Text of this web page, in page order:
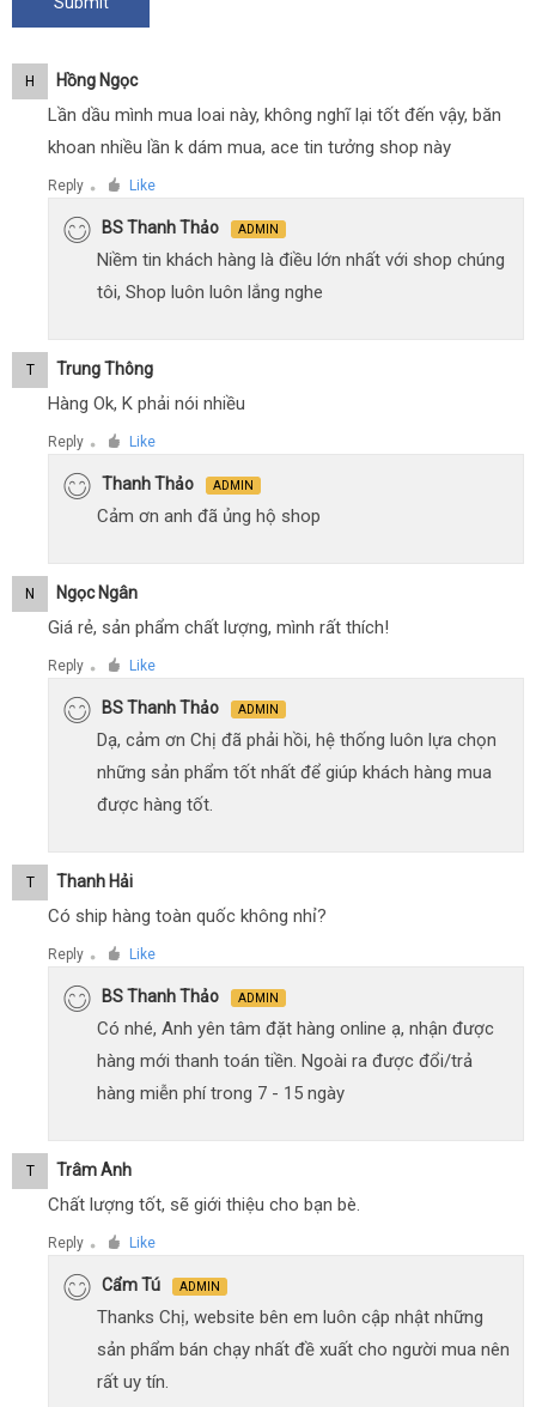
H Hồng Ngọc
Lần dầu mình mua loai này, không nghĩ lại tốt đến vậy, băn
khoan nhiều lần k dám mua, ace tin tưởng shop này
Reply ● Like
BS Thanh Thảo ADMIN
Niềm tin khách hàng là điều lớn nhất với shop chúng
tôi, Shop luôn luôn lắng nghe
T Trung Thông
Hàng Ok, K phải nói nhiều
Reply ● Like
Thanh Thảo ADMIN
Cảm ơn anh đã ủng hộ shop
N Ngọc Ngân
Giá rẻ, sản phẩm chất lượng, mình rất thích!
Reply ● Like
BS Thanh Thảo ADMIN
Dạ, cảm ơn Chị đã phải hồi, hệ thống luôn lựa chọn
những sản phẩm tốt nhất để giúp khách hàng mua
được hàng tốt.
T Thanh Hải
Có ship hàng toàn quốc không nhỉ?
Reply ● Like
BS Thanh Thảo ADMIN
Có nhé, Anh yên tâm đặt hàng online ạ, nhận được
hàng mới thanh toán tiền. Ngoài ra được đổi/trả
hàng miễn phí trong 7 - 15 ngày
T Trâm Anh
Chất lượng tốt, sẽ giới thiệu cho bạn bè.
Reply ● Like
Cẩm Tú ADMIN
Thanks Chị, website bên em luôn cập nhật những
sản phẩm bán chạy nhất đề xuất cho người mua nên
rất uy tín.